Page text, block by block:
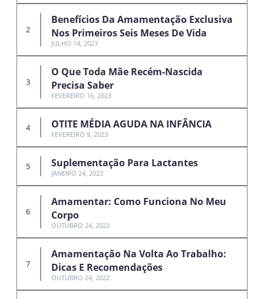
Benefícios Da Amamentação Exclusiva
Nos Primeiros Seis Meses De Vida
JULHO 14, 2023
O Que Toda Mãe Recém-Nascida
Precisa Saber
FEVEREIRO 16, 2023
OTITE MÉDIA AGUDA NA INFÂNCIA
FEVEREIRO 9, 2023
Suplementação Para Lactantes
JANEIRO 24, 2023
Amamentar: Como Funciona No Meu
Corpo
OUTUBRO 24, 2022
Amamentação Na Volta Ao Trabalho:
Dicas E Recomendações
OUTUBRO 24, 2022